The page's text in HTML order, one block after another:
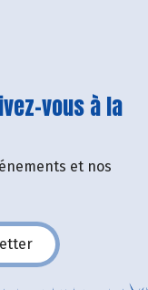
vous à la
et nos